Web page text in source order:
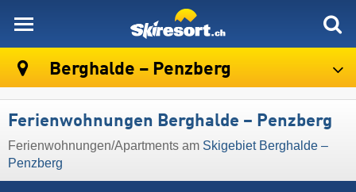
Berghalde – Penzberg
Ferienwohnungen Berghalde – Penzberg
Ferienwohnungen/Apartments am Skigebiet Berghalde –
Penzberg